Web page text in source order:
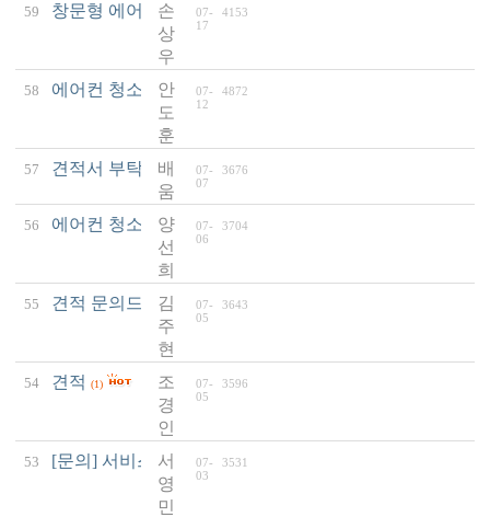
59 창문형 에어컨 청소 견적 문의
손
상
우
07-
17
4153
58 에어컨 청소 후 소음 (1)
안
도
훈
07-
12
4872
57 견적서 부탁드립니다. (1)
배
움
07-
07
3676
56 에어컨 청소 신청합니다. (1)
양
선
희
07-
06
3704
55 견적 문의드립니다. (2)
김
주
현
07-
05
3643
54 견적 (1)
조
경
인
07-
05
3596
53 [문의] 서비스 요금 관련 (3)
서
영
민
07-
03
3531